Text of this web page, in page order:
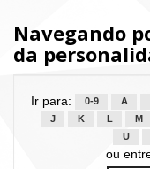
Navegando
da
Ir para: 0-9 A
J
K L M
U
ou